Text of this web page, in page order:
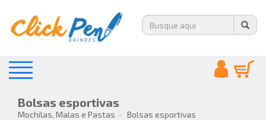
Bolsas esportivas
Mochilas, Malas e Pastas Bolsas esportivas